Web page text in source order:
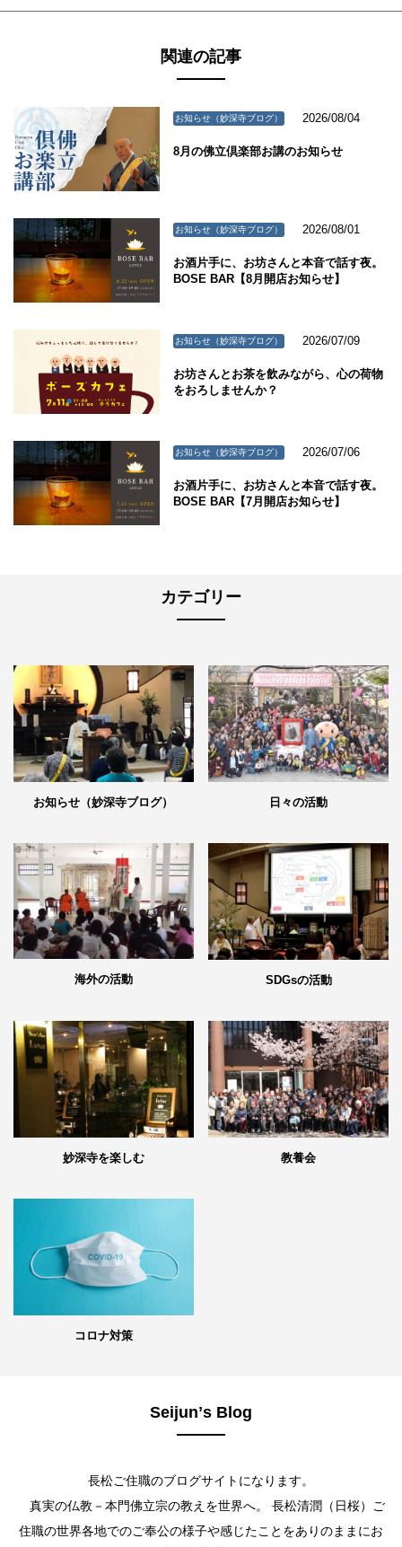
関連の記事
お知らせ（妙深寺ブログ） 2026/08/04
8月の佛立倶楽部お講のお知らせ
お知らせ（妙深寺ブログ） 2026/08/01
お酒片手に、お坊さんと本音で話す夜。
BOSE BAR【8月開店お知らせ】
お知らせ（妙深寺ブログ） 2026/07/09
お坊さんとお茶を飲みながら、心の荷物
をおろしませんか？
お知らせ（妙深寺ブログ） 2026/07/06
お酒片手に、お坊さんと本音で話す夜。
BOSE BAR【7月開店お知らせ】
カテゴリー
お知らせ（妙深寺ブログ） 日々の活動
海外の活動 SDGsの活動
妙深寺を楽しむ 教養会
コロナ対策
Seijunʼs Blog
長松ご住職のブログサイトになります。
真実の仏教－本門佛立宗の教えを世界へ。 長松清潤（日桜）ご
住職の世界各地でのご奉公の様子や感じたことをありのままにお